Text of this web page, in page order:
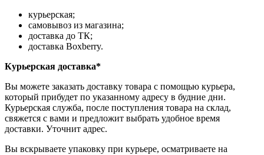
курьерская;
самовывоз из магазина;
доставка до ТК;
доставка Boxberry.
Курьерская доставка*
Вы можете заказать доставку товара с помощью курьера,
который прибудет по указанному адресу в будние дни.
Курьерская служба, после поступления товара на склад,
свяжется с вами и предложит выбрать удобное время
доставки. Уточнит адрес.
Вы вскрываете упаковку при курьере, осматриваете на